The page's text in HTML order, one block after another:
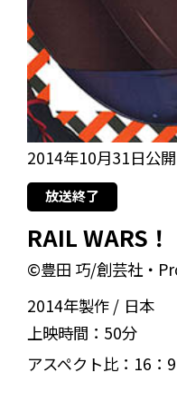
2014年10月31日公開
放送終了
RAIL WARS！
©豊田 巧/創芸社・
2014年製作
日本
上映時間： 50分
アスペクト比： 16：